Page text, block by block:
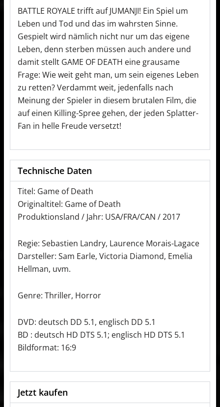
BATTLE ROYALE trifft auf JUMANJI! Ein Spiel um
Leben und Tod und das im wahrsten Sinne.
Gespielt wird nämlich nicht nur um das eigene
Leben, denn sterben müssen auch andere und
damit stellt GAME OF DEATH eine grausame
Frage: Wie weit geht man, um sein eigenes Leben
zu retten? Verdammt weit, jedenfalls nach
Meinung der Spieler in diesem brutalen Film, die
auf einen Killing-Spree gehen, der jeden Splatter-
Fan in helle Freude versetzt!
Technische Daten
Titel: Game of Death
Originaltitel: Game of Death
Produktionsland / Jahr: USA/FRA/CAN / 2017
Regie: Sebastien Landry, Laurence Morais-Lagace
Darsteller: Sam Earle, Victoria Diamond, Emelia
Hellman, uvm.
Genre: Thriller, Horror
DVD: deutsch DD 5.1, englisch DD 5.1
BD : deutsch HD DTS 5.1; englisch HD DTS 5.1
Bildformat: 16:9
Jetzt kaufen